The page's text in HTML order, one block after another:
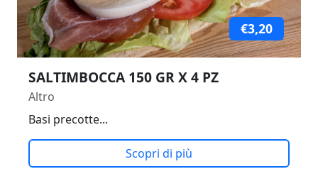
€3,20
SALTIMBOCCA 150 GR X 4 PZ
Altro
Basi precotte...
Scopri di più